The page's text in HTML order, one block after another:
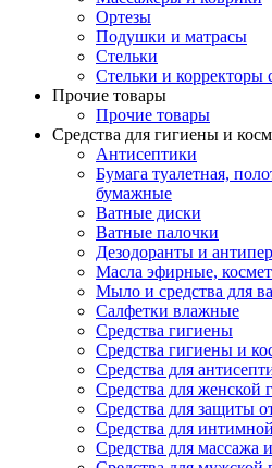
Ортезы
Подушки и матрасы
Стельки
Стельки и корректоры
Прочие товары
Прочие товары
Средства для гигиены и
Антисептики
Бумага туалетная,
бумажные
Ватные диски
Ватные палочки
Дезодоранты и
Масла эфирные,
Мыло и средства для
Салфетки влажные
Средства гигиены
Средства гигиены и
Средства для
Средства для женской
Средства для защиты
Средства для
Средства для массажа